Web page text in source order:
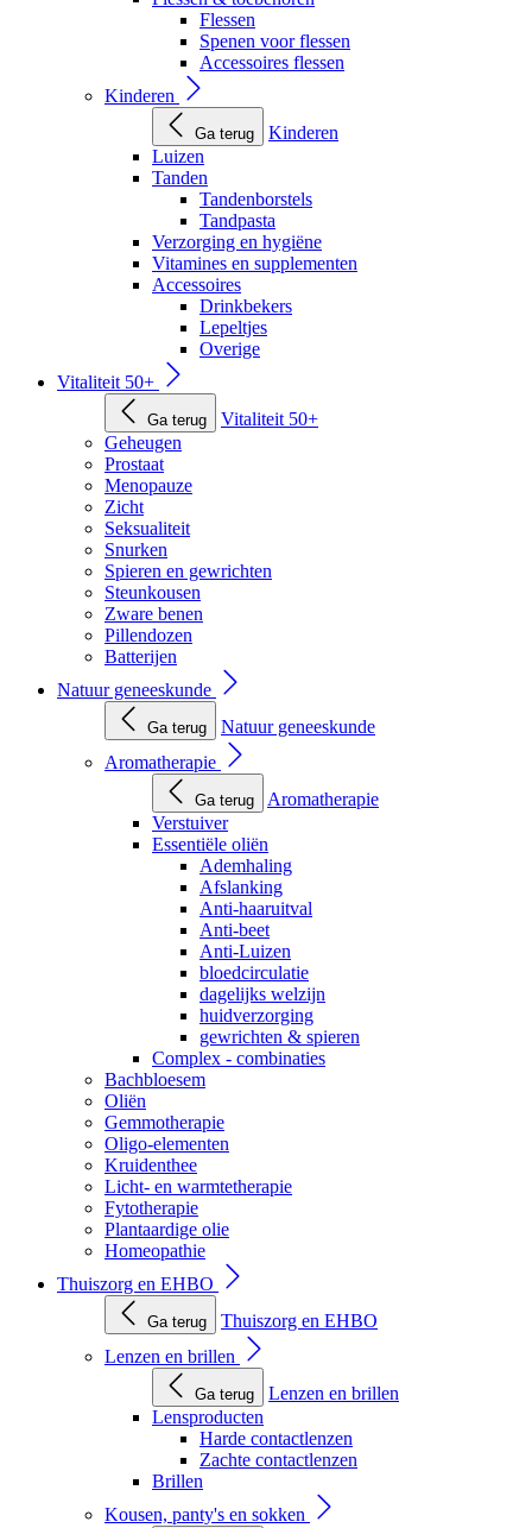
Flessen
Spenen voor flessen
Accessoires flessen
Kinderen
Ga terug
Kinderen
Luizen
Tanden
Tandenborstels
Tandpasta
Verzorging en hygiëne
Vitamines en supplementen
Accessoires
Drinkbekers
Lepeltjes
Overige
Vitaliteit 50+
Ga terug
Vitaliteit 50+
Geheugen
Prostaat
Menopauze
Zicht
Seksualiteit
Snurken
Spieren en gewrichten
Steunkousen
Zware benen
Pillendozen
Batterijen
Natuur geneeskunde
Ga terug
Natuur geneeskunde
Aromatherapie
Ga terug
Aromatherapie
Verstuiver
Essentiële oliën
Ademhaling
Afslanking
Anti-haaruitval
Anti-beet
Anti-Luizen
bloedcirculatie
dagelijks welzijn
huidverzorging
gewrichten & spieren
Complex - combinaties
Bachbloesem
Oliën
Gemmotherapie
Oligo-elementen
Kruidenthee
Licht- en warmtetherapie
Fytotherapie
Plantaardige olie
Homeopathie
Thuiszorg en EHBO
Ga terug
Thuiszorg en EHBO
Lenzen en brillen
Ga terug
Lenzen en brillen
Lensproducten
Harde contactlenzen
Zachte contactlenzen
Brillen
Kousen, panty's en sokken